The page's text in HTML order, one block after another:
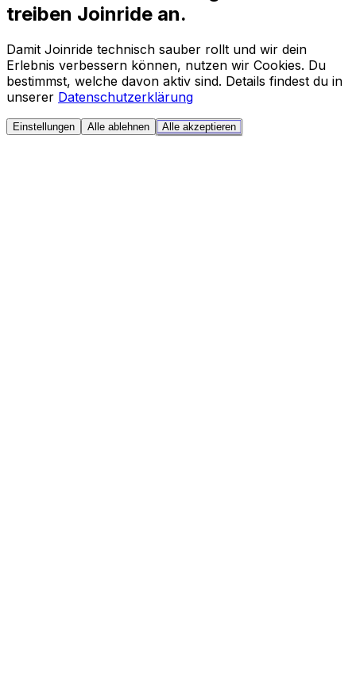
treiben Joinride an.
Damit Joinride technisch sauber rollt und wir dein
Erlebnis verbessern können, nutzen wir Cookies. Du
bestimmst, welche davon aktiv sind. Details findest du in
unserer Datenschutzerklärung
Einstellungen Alle ablehnen Alle akzeptieren